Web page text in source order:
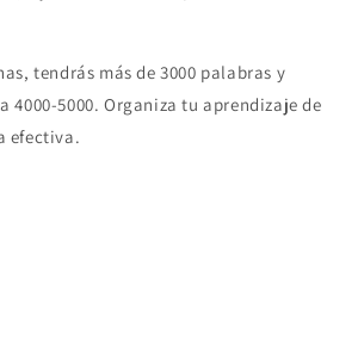
tendrás más de 3000 palabras y
4000-5000. Organiza tu aprendizaje de
efectiva.